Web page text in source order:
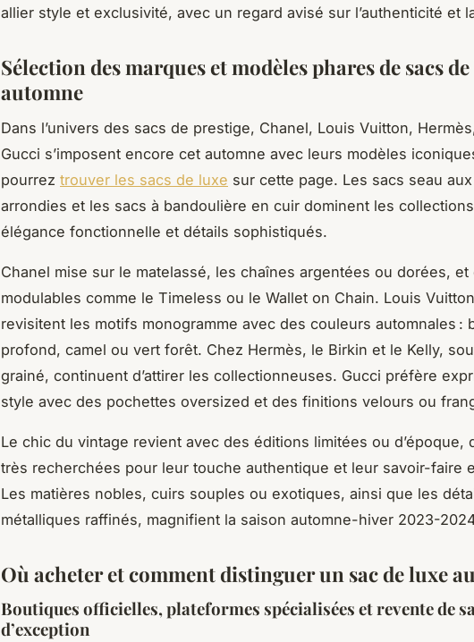
allier style et exclusivité, avec un regard avisé sur l’authenticité et
Sélection des marques et modèles phares de sacs
automne
Dans l’univers des sacs de prestige, Chanel, Louis Vuitton,
Gucci s’imposent encore cet automne avec leurs modèles
pourrez trouver les sacs de luxe sur cette page. Les sacs seau
arrondies et les sacs à bandoulière en cuir dominent les
élégance fonctionnelle et détails sophistiqués.
Chanel mise sur le matelassé, les chaînes argentées ou dorées, et
modulables comme le Timeless ou le Wallet on Chain. Louis
revisitent les motifs monogramme avec des couleurs automnales :
profond, camel ou vert forêt. Chez Hermès, le Birkin et le Kelly,
grainé, continuent d’attirer les collectionneuses. Gucci préfère
style avec des pochettes oversized et des finitions velours ou
Le chic du vintage revient avec des éditions limitées ou d’époque,
très recherchées pour leur touche authentique et leur savoir-faire
Les matières nobles, cuirs souples ou exotiques, ainsi que les
métalliques raffinés, magnifient la saison automne-hiver 2023-
Où acheter et comment distinguer un sac de luxe
Boutiques officielles, plateformes spécialisées et revente de
d’exception